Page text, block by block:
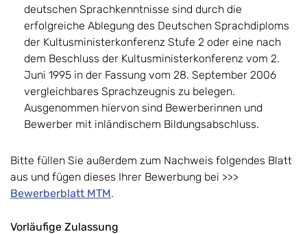
deutschen Sprachkenntnisse sind durch die
erfolgreiche Ablegung des Deutschen Sprachdiploms
der Kultusministerkonferenz Stufe 2 oder eine nach
dem Beschluss der Kultusministerkonferenz vom 2.
Juni 1995 in der Fassung vom 28. September 2006
vergleichbares Sprachzeugnis zu belegen.
Ausgenommen hiervon sind Bewerberinnen und
Bewerber mit inländischem Bildungsabschluss.
Bitte füllen Sie außerdem zum Nachweis folgendes Blatt
aus und fügen dieses Ihrer Bewerbung bei >>>
Bewerberblatt MTM.
Vorläufige Zulassung